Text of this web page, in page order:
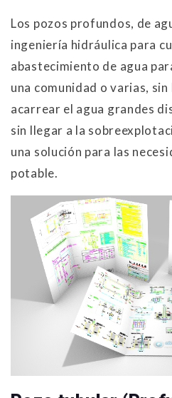
Los pozos profundos, de
ingeniería hidráulica para
abastecimiento de agua
una comunidad o varias, sin
acarrear el agua grandes
sin llegar a la
una solución para las
potable.